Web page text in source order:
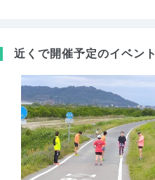
近くで開催予定のイベント